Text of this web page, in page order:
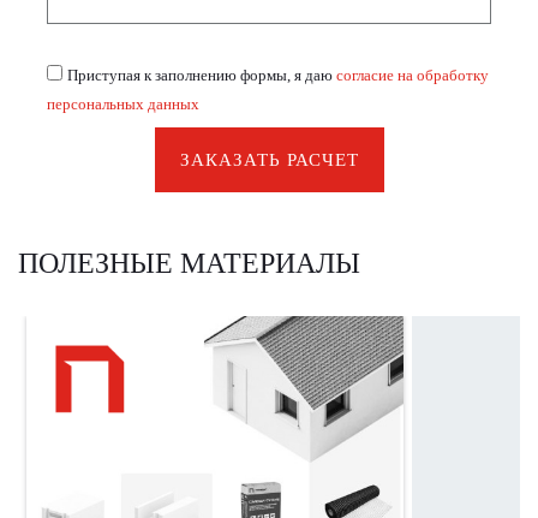
Приступая к заполнению формы, я даю согласие на обработку
персональных данных
ЗАКАЗАТЬ РАСЧЕТ
ПОЛЕЗНЫЕ МАТЕРИАЛЫ